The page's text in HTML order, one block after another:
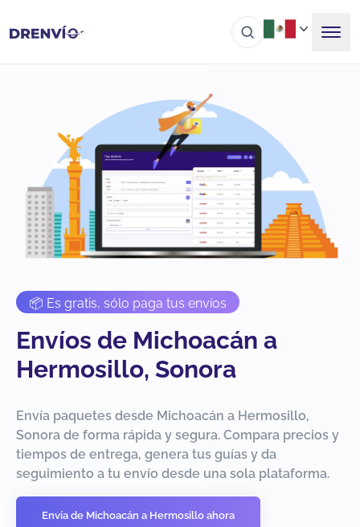
📦 Es gratis, sólo paga tus envíos
Envíos de Michoacán a
Hermosillo, Sonora
Envía paquetes desde Michoacán a Hermosillo,
Sonora de forma rápida y segura. Compara precios y
tiempos de entrega, genera tus guías y da
seguimiento a tu envío desde una sola plataforma.
Envía de Michoacán a Hermosillo ahora